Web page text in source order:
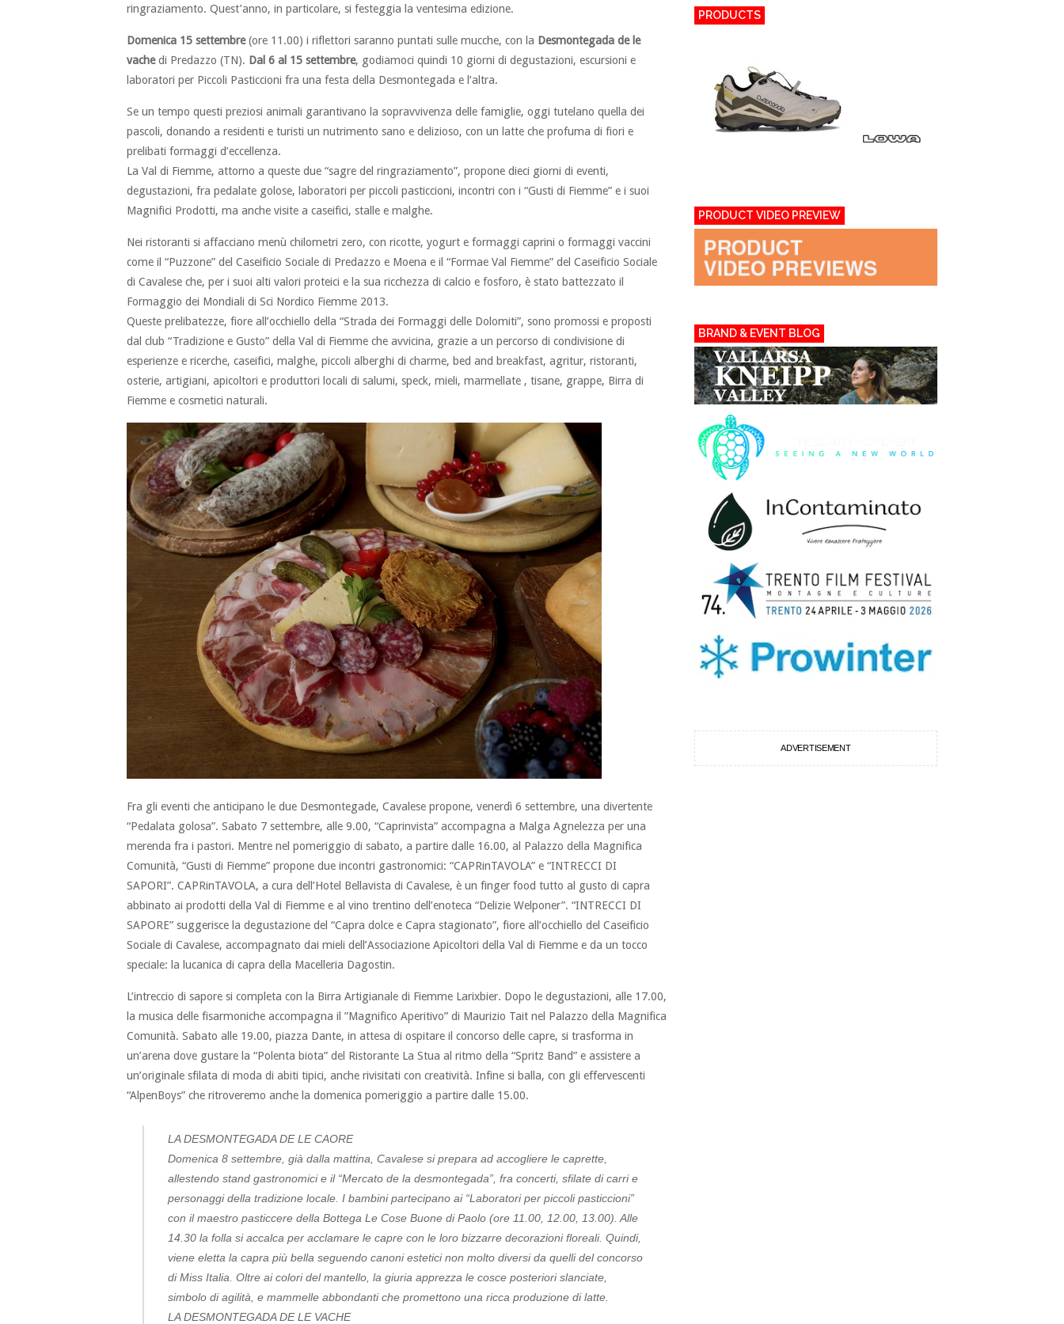
ringraziamento. Quest’anno, in particolare, si festeggia la ventesima edizione.
Domenica 15 settembre(ore 11.00) i riflettori saranno puntati sulle mucche, con la Desmontegada de le
vachedi Predazzo (TN). Dal 6 al 15 settembre, godiamoci quindi 10 giorni di degustazioni, escursioni e
laboratori per Piccoli Pasticcioni fra una festa della Desmontegada e l’altra.
Se un tempo questi preziosi animali garantivano la sopravvivenza delle famiglie, oggi tutelano quella dei
pascoli, donando a residenti e turisti un nutrimento sano e delizioso, con un latte che profuma di fiori e
prelibati formaggi d’eccellenza.
La Val di Fiemme, attorno a queste due “sagre del ringraziamento”, propone dieci giorni di eventi,
degustazioni, fra pedalate golose, laboratori per piccoli pasticcioni, incontri con i “Gusti di Fiemme” e i suoi
Magnifici Prodotti, ma anche visite a caseifici, stalle e malghe.
Nei ristoranti si affacciano menù chilometri zero, con ricotte, yogurt e formaggi caprini o formaggi vaccini
come il “Puzzone” del Caseificio Sociale di Predazzo e Moena e il “Formae Val Fiemme” del Caseificio Sociale
di Cavalese che, per i suoi alti valori proteici e la sua ricchezza di calcio e fosforo, è stato battezzato il
Formaggio dei Mondiali di Sci Nordico Fiemme 2013.
Queste prelibatezze, fiore all’occhiello della “Strada dei Formaggi delle Dolomiti”, sono promossi e proposti
dal club “Tradizione e Gusto” della Val di Fiemme che avvicina, grazie a un percorso di condivisione di
esperienze e ricerche, caseifici, malghe, piccoli alberghi di charme, bed and breakfast, agritur, ristoranti,
osterie, artigiani, apicoltori e produttori locali di salumi, speck, mieli, marmellate , tisane, grappe, Birra di
Fiemme e cosmetici naturali.
Fra gli eventi che anticipano le due Desmontegade, Cavalese propone, venerdì 6 settembre, una divertente
“Pedalata golosa”. Sabato 7 settembre, alle 9.00, “Caprinvista” accompagna a Malga Agnelezza per una
merenda fra i pastori. Mentre nel pomeriggio di sabato, a partire dalle 16.00, al Palazzo della Magnifica
Comunità, “Gusti di Fiemme” propone due incontri gastronomici: “CAPRinTAVOLA” e “INTRECCI DI
SAPORI”. CAPRinTAVOLA, a cura dell’Hotel Bellavista di Cavalese, è un finger food tutto al gusto di capra
abbinato ai prodotti della Val di Fiemme e al vino trentino dell’enoteca “Delizie Welponer”. “INTRECCI DI
SAPORE” suggerisce la degustazione del “Capra dolce e Capra stagionato”, fiore all’occhiello del Caseificio
Sociale di Cavalese, accompagnato dai mieli dell’Associazione Apicoltori della Val di Fiemme e da un tocco
speciale: la lucanica di capra della Macelleria Dagostin.
L’intreccio di sapore si completa con la Birra Artigianale di Fiemme Larixbier. Dopo le degustazioni, alle 17.00,
la musica delle fisarmoniche accompagna il ”Magnifico Aperitivo” di Maurizio Tait nel Palazzo della Magnifica
Comunità. Sabato alle 19.00, piazza Dante, in attesa di ospitare il concorso delle capre, si trasforma in
un’arena dove gustare la “Polenta biota” del Ristorante La Stua al ritmo della “Spritz Band” e assistere a
un’originale sfilata di moda di abiti tipici, anche rivisitati con creatività. Infine si balla, con gli effervescenti
“AlpenBoys” che ritroveremo anche la domenica pomeriggio a partire dalle 15.00.
LA DESMONTEGADA DE LE CAORE
Domenica 8 settembre, già dalla mattina, Cavalese si prepara ad accogliere le caprette,
allestendo stand gastronomici e il “Mercato de la desmontegada”, fra concerti, sfilate di carri e
personaggi della tradizione locale. I bambini partecipano ai “Laboratori per piccoli pasticcioni”
con il maestro pasticcere della Bottega Le Cose Buone di Paolo (ore 11.00, 12.00, 13.00). Alle
14.30 la folla si accalca per acclamare le capre con le loro bizzarre decorazioni floreali. Quindi,
viene eletta la capra più bella seguendo canoni estetici non molto diversi da quelli del concorso
di Miss Italia. Oltre ai colori del mantello, la giuria apprezza le cosce posteriori slanciate,
simbolo di agilità, e mammelle abbondanti che promettono una ricca produzione di latte.
LA DESMONTEGADA DE LE VACHE
PRODUCTS
PRODUCT VIDEO PREVIEW
BRAND & EVENT BLOG
ADVERTISEMENT